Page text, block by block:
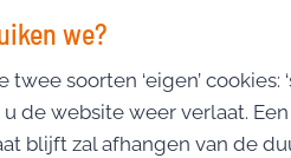
we?
soorten ‘eigen’ cookies:
de website weer verlaat.
blijft zal afhangen van de